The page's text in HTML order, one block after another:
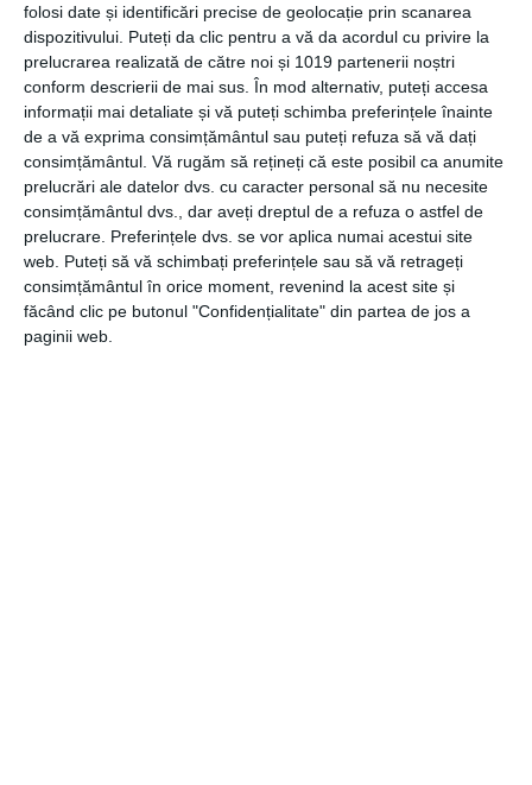
folosi date și identificări precise de geolocație prin scanarea
dispozitivului. Puteți da clic pentru a vă da acordul cu privire la
prelucrarea realizată de către noi și 1019 partenerii noștri
conform descrierii de mai sus. În mod alternativ, puteți accesa
informații mai detaliate și vă puteți schimba preferințele înainte
de a vă exprima consimțământul sau puteți refuza să vă dați
consimțământul. Vă rugăm să rețineți că este posibil ca anumite
prelucrări ale datelor dvs. cu caracter personal să nu necesite
consimțământul dvs., dar aveți dreptul de a refuza o astfel de
prelucrare. Preferințele dvs. se vor aplica numai acestui site
web. Puteți să vă schimbați preferințele sau să vă retrageți
consimțământul în orice moment, revenind la acest site și
făcând clic pe butonul "Confidențialitate" din partea de jos a
paginii web.
De regulă, pentru autoturismele mici sunt suficiente
cauciucurile marcate cu litera E. În situația în care ești un
conducător auto care circulă pe ploaie ori ai un stil de
șofat sportiv, este indicat un indice de frânare C, B sau
chiar A.
Așadar, importanța unor cauciucuri performanțe este
esențială pentru siguranța ta și a celorlalți participanții la
trafic.